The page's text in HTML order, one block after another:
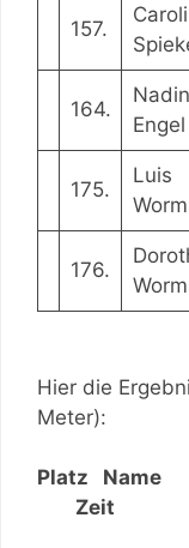
157.
164.
Engel
175.
Luis
176.
Hier die
Meter):
Platz
Zeit